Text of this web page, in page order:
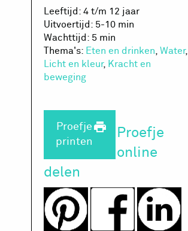
Leeftijd: 4 t/m 12 jaar
Uitvoertijd: 5-10 min
Wachttijd: 5 min
Thema's: Eten en drinken, Water,
Licht en kleur, Kracht en
beweging
Proefje
printen
print
Proefje
online
delen